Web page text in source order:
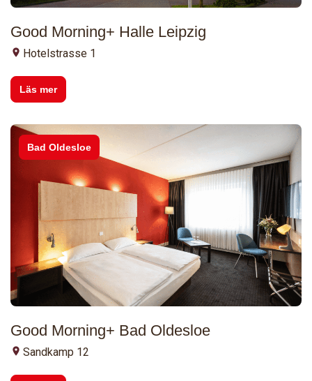
Good Morning+ Halle Leipzig
Hotelstrasse 1
Läs mer
Bad Oldesloe
Good Morning+ Bad Oldesloe
Sandkamp 12